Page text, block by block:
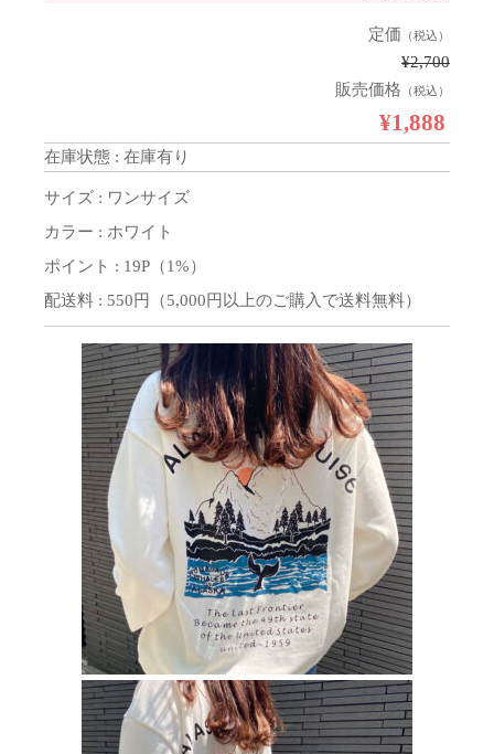
定価 （税込）
¥2,700
販売価格 （税込）
¥1,888
在庫状態 : 在庫有り
サイズ : ワンサイズ
カラー : ホワイト
ポイント : 19P（1%）
配送料 : 550円（5,000円以上のご購入で送料無料）